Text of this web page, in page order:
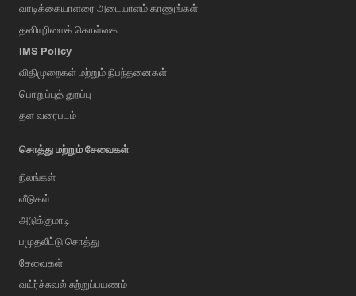
வாடிக்கையாளரை அடையாளம் காணுங்கள்
தனியுரிமைக் கொள்கை
IMS Policy
விதிமுறைகள் மற்றும் நிபந்தனைகள்
பொறுப்புத் துறப்பு
தள வரைபடம்
சொத்து மற்றும் சேவைகள்
நிலங்கள்
வீடுகள்
அடுக்குமாடி
பமுதலீட்டு சொத்து
சேவைகள்
வய்ர்ச்சுவல் சுற்றுப்பயணம்